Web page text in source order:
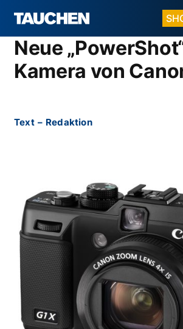
Neue
Kamera von
Text – Redaktion